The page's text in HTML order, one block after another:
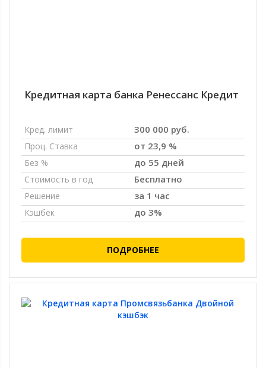
Кредитная карта банка Ренессанс Кредит
Кред. лимит 300 000 руб.
Проц. Ставка от 23,9 %
Без % до 55 дней
Стоимость в год Бесплатно
Решение за 1 час
Кэшбек до 3%
ПОДРОБНЕЕ